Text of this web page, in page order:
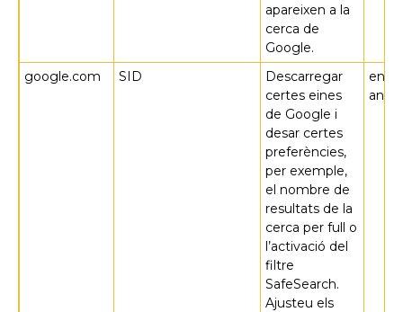
apareixen a la
cerca de
Google.
google.com SID
Descarregar
certes eines
de Google i
desar certes
preferències,
per exemple,
el nombre de
resultats de la
cerca per full o
l’activació del
filtre
SafeSearch.
Ajusteu els
en 2
anys